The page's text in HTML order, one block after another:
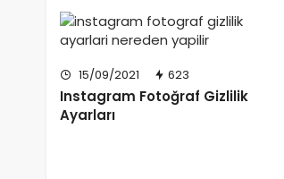
15/09/2021 623
Instagram Fotoğraf Gizlilik
Ayarları